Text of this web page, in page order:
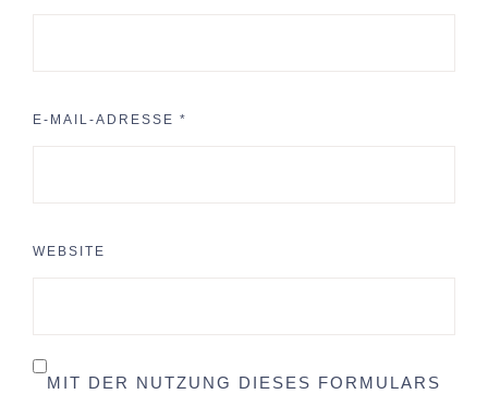
E-MAIL-ADRESSE *
WEBSITE
MIT DER NUTZUNG DIESES FORMULARS